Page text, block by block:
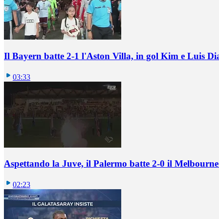
Il Bayern batte 2-1 l'Aston Villa, in gol Kim e Luis
03:33
Aspettando la Juve, il Palermo batte 2-0 il
02:23